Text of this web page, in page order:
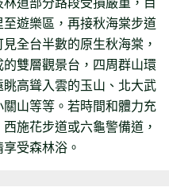
遊樂區，再接秋海棠步道
全台半數的原生秋海棠，
雙層觀景台，四周群山環
高聳入雲的玉山、北大武
山等等。若時間和體力充
施花步道或六龜警備道，
受森林浴。